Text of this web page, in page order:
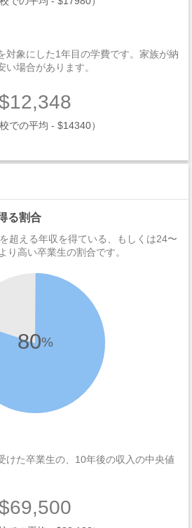
対象にした1年目の学費です。家族が納
場合があります。
校での平均 - $14340）
る割合
超える年収を得ている、もしくは24〜
り高い卒業生の割合です。
80%
けた卒業生の、10年後の収入の中央値